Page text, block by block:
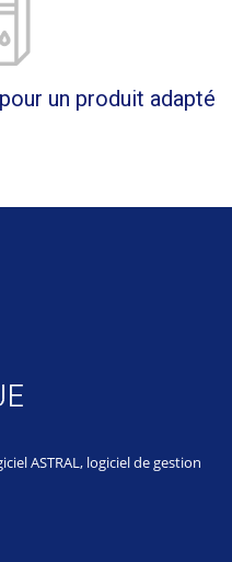
un produit adapté
ASTRAL, logiciel de gestion